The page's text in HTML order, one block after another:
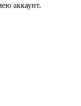
аккаунт.